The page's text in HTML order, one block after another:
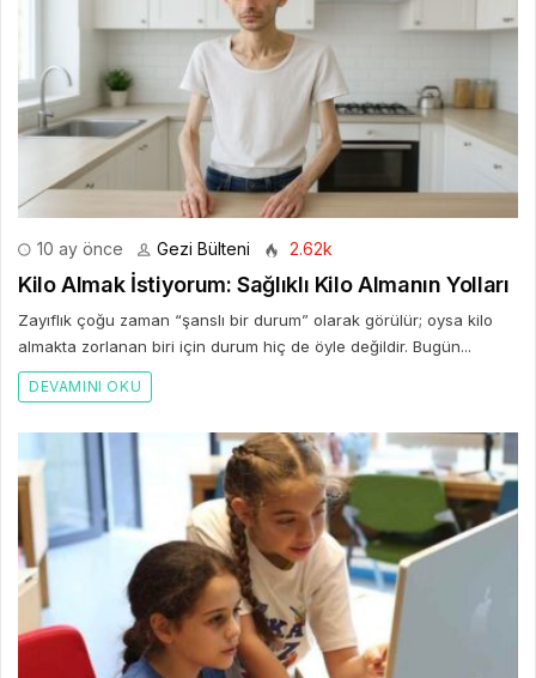
10 ay önce Gezi Bülteni 2.62k
Kilo Almak İstiyorum: Sağlıklı Kilo Almanın Yolları
Zayıflık çoğu zaman “şanslı bir durum” olarak görülür; oysa kilo
almakta zorlanan biri için durum hiç de öyle değildir. Bugün...
DEVAMINI OKU